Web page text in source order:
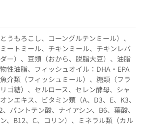
うもろこし、コーングルテンミール）、
ートミール、チキンミール、チキンレバ
ー）、豆類（おから、脱脂大豆）、油脂
性油脂、フィッシュオイル：DHA・EPA
介類（フィッシュミール）、糖類（フラ
ゴ糖）、セルロース、セレン酵母、シャ
ンエキス、ビタミン類（A、D3、E、K3、
、パントテン酸、ナイアシン、B6、葉酸、
、B12、C、コリン）、ミネラル類（カル